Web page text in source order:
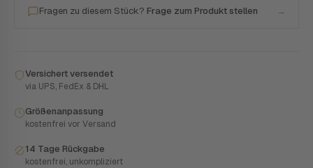
Fragen zu diesem Stück? Frage zum Produkt stellen →
Versichert versendet
via UPS, FedEx & DHL
Größenanpassung
kostenfrei vor Versand
14 Tage Rückgabe
kostenfrei, unkompliziert